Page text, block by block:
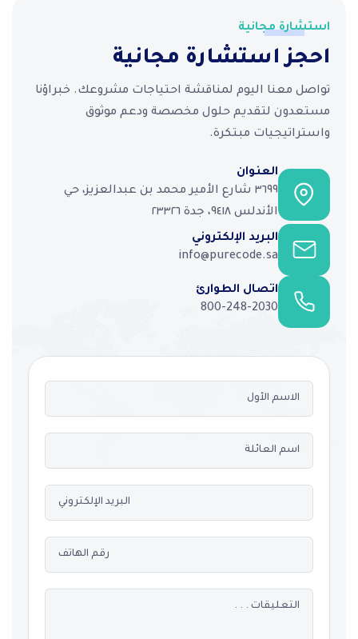
استشارة مجانية
احجز استشارة مجانية
تواصل معنا اليوم لمناقشة احتياجات مشروعك. خبراؤنا
مستعدون لتقديم حلول مخصصة ودعم موثوق
واستراتيجيات مبتكرة.
العنوان
٣٦٩٩ شارع الأمير محمد بن عبدالعزيز، حي
الأندلس ٩٤١٨، جدة ٢٣٣٢٦
البريد الإلكتروني
info@purecode.sa
اتصال الطوارئ
800-248-2030